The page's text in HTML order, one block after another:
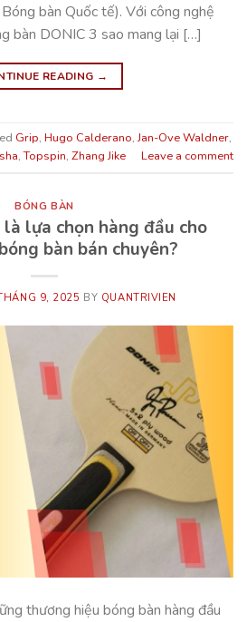
bàn Quốc tế). Với công nghệ
bàn DONIC 3 sao mang lại […]
READING →
Grip, Hugo Calderano,Jan-Ove Waldner,
,Topspin, Zhang Jike Leave a comment
BÓNG BÀN
là lựa chọn hàng đầu cho
bàn bán chuyên?
9, 2025 BY QUANTRIVIEN
thương hiệu bóng bàn hàng đầu